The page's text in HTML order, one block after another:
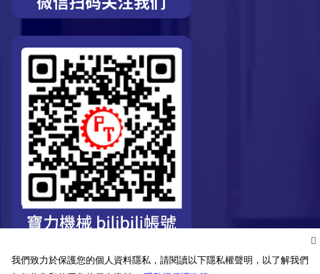
我們致力於保護您的個人資料隱私，請閱讀以下隱私權聲明，以了解我們